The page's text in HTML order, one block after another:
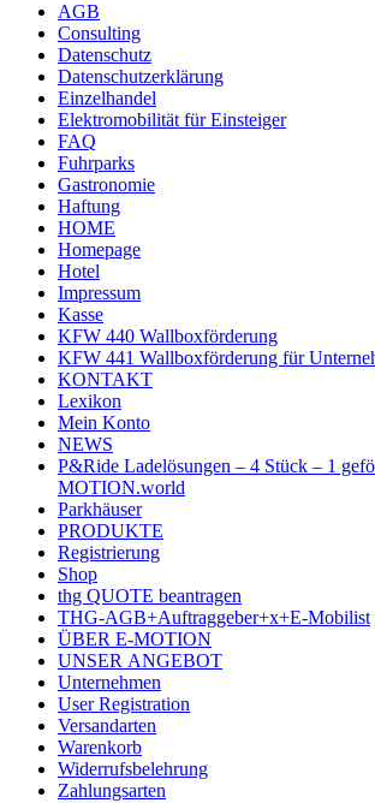
AGB
Consulting
Datenschutz
Datenschutzerklärung
Einzelhandel
Elektromobilität für Einsteiger
FAQ
Fuhrparks
Gastronomie
Haftung
HOME
Homepage
Hotel
Impressum
Kasse
KFW 440 Wallboxförderung
KFW 441 Wallboxförderung für
KONTAKT
Lexikon
Mein Konto
NEWS
P&Ride Ladelösungen – 4 Stück – 1
MOTION.world
Parkhäuser
PRODUKTE
Registrierung
Shop
thg QUOTE beantragen
THG-AGB+Auftraggeber+x+E-Mobilist
ÜBER E-MOTION
UNSER ANGEBOT
Unternehmen
User Registration
Versandarten
Warenkorb
Widerrufsbelehrung
Zahlungsarten